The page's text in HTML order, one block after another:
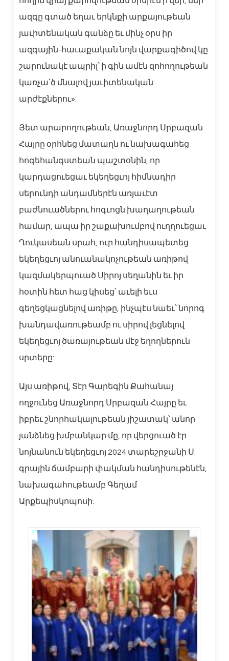
ազգը գտած եղաւ երկնքի արքայութեան
յաւիտենական գանձը եւ մինչ օրս իր
ազգային-հաւաքական նոյն վարքագիծով կը
շարունակէ ապրիլ՝ ի գին ամէն զոհողութեան
կառչա՛ծ մնալով յաւիտենական
արժէքներու»:
Յետ արարողութեան, Առաջնորդ Սրբազան
Հայրը օրհնեց մատաղն ու նախագահեց
հոգեհանգստեան պաշտօնին, որ
կարդացուեցաւ եկեղեցւոյ հիմնադիր
սերունդի անդամներէն առյաւէտ
բաժնուածներու հոգւոցն խաղաղութեան
համար, ապա իր շաքախումբով ուղղուեցաւ
Ղուկասեան սրահ, ուր հանդիսապետեց
եկեղեցւոյ անուանակոչութեան առիթով
կազմակերպուած Սիրոյ սեղանին եւ իր
հօտին հետ հաց կիսեց՝ աւելի եւս
գեղեցկացնելով առիթը, ինչպէս նաեւ՝ նորոգ
խանդավառութեամբ ու սիրով լեցնելով
եկեղեցւոյ ծառայութեան մէջ եղողներուն
սրտերը:
Այս առիթով, Տէր Գարեգին Քահանայ
ողջունեց Առաջնորդ Սրբազան Հայրը եւ
իբրեւ շնորհակալութեան յիշատակ՝ անոր
յանձնեց խմբանկար մը, որ վերցուած էր
նոյնանուն եկեղեցւոյ 2024 տարեշրջանի Ս.
գրային ճամբարի փակման հանդիսութենէն,
նախագահութեամբ Գեղամ
Արքեպիսկոպոսի: